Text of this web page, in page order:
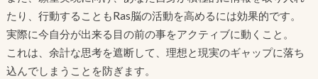
たり、行動することもRas脳の活動を高めるには効果的です。
実際に今自分が出来る目の前の事をアクティブに動くこと。
これは、余計な思考を遮断して、理想と現実のギャップに落ち
込んでしまうことを防ぎます。